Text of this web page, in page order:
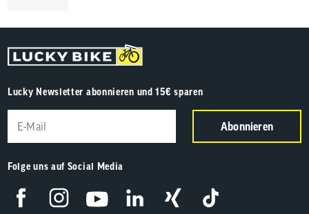
Lucky Newsletter abonnieren und 15€ sparen
Abonnieren
Folge uns auf Social Media